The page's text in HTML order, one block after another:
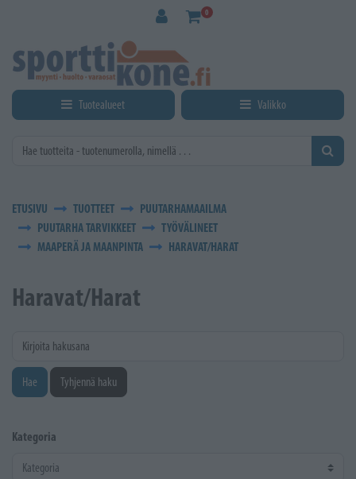
0
Tuotealueet Valikko
ETUSIVU TUOTTEET
PUUTARHAMAAILMA
PUUTARHA TARVIKKEET
TYÖVÄLINEET
MAAPERÄ JA MAANPINTA
HARAVAT/HARAT
Haravat/Harat
Kirjoita hakusana
Hae Tyhjennä haku
Kategoria